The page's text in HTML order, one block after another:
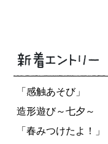
新着エントリー
「感触あそび」
造形遊び～七夕～
「春みつけたよ！」